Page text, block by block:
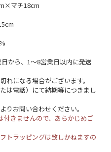
マチ18cm
から、1～8営業日以内に発送
になる場合がございます。
は電話）にて納期等につきまし
お問い合わせください。
きませんので、あらかじめご
トラッピングは致しかねますの